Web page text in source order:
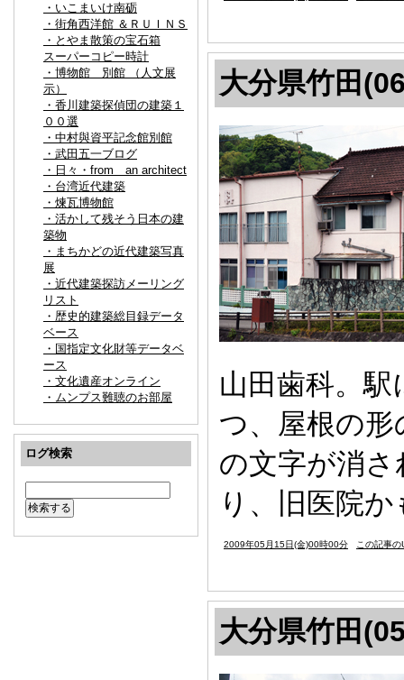
・いこまいけ南砺
・街角西洋館 ＆ＲＵＩＮＳ
・とやま散策の宝石箱
スーパーコピー時計
・博物館 別館 （人文展
示）
・香川建築探偵団の建築１
００選
・中村與資平記念館別館
・武田五一ブログ
・日々・from an architect
・台湾近代建築
・煉瓦博物館
・活かして残そう日本の建
築物
・まちかどの近代建築写真
展
・近代建築探訪メーリング
リスト
・歴史的建築総目録データ
ベース
・国指定文化財等データベ
ース
・文化遺産オンライン
・ムンプス難聴のお部屋
ログ検索
大分県竹田
山田歯科。
つ、屋根の
の文字が消
り、旧医院
2009年05月15日(金)00時00分 この記事の
大分県竹田